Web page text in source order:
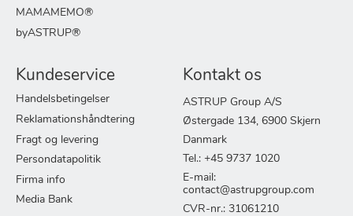
MAMAMEMO®
byASTRUP®
Kundeservice
Handelsbetingelser
Reklamationshåndtering
Fragt og levering
Persondatapolitik
Firma info
Media Bank
Kontakt os
ASTRUP Group A/S
Østergade 134, 6900 Skjern
Danmark
Tel.: +45 9737 1020
E-mail:
contact@astrupgroup.com
CVR-nr.: 31061210